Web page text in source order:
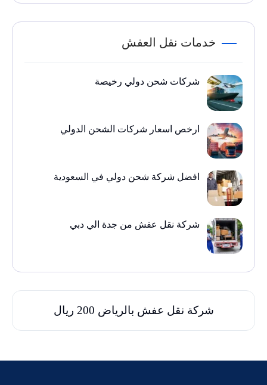
خدمات نقل العفش
شركات شحن دولي رخيصة
ارخص اسعار شركات الشحن الدولي
افضل شركة شحن دولي في السعودية
شركة نقل عفش من جدة الي دبي
شركة نقل عفش بالرياض 200 ريال